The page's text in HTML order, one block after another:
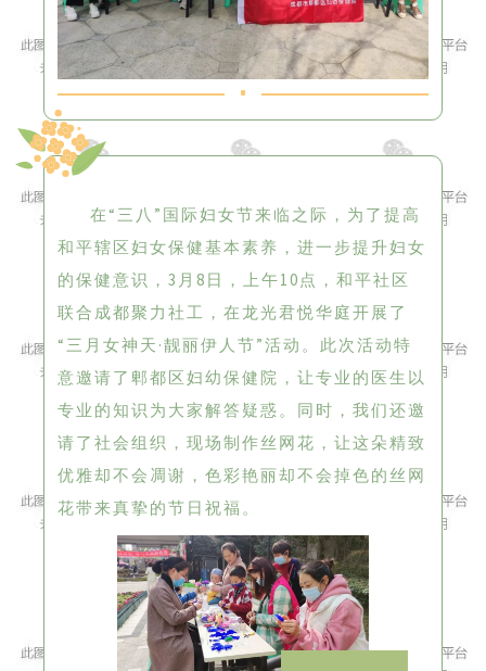
在“三八”国际妇女节来临之际，为了提高
和平辖区妇女保健基本素养，进一步提升妇女
的保健意识，3月8日，上午10点，和平社区
联合成都聚力社工，在龙光君悦华庭开展了
“三月女神天·靓丽伊人节”活动。此次活动特
意邀请了郫都区妇幼保健院，让专业的医生以
专业的知识为大家解答疑惑。同时，我们还邀
请了社会组织，现场制作丝网花，让这朵精致
优雅却不会凋谢，色彩艳丽却不会掉色的丝网
花带来真挚的节日祝福。